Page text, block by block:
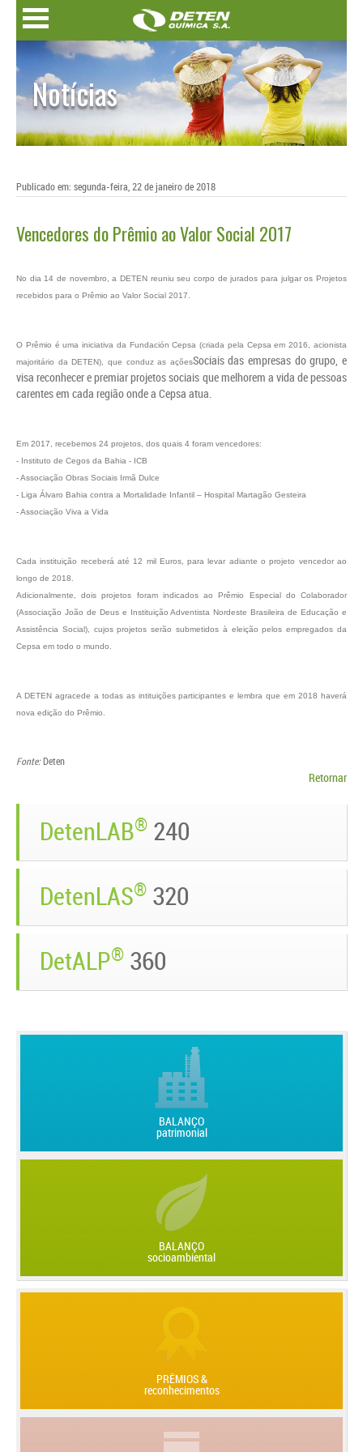
Notícias
Publicado em: segunda-feira, 22 de janeiro de 2018
Vencedores do Prêmio ao Valor Social 2017
No dia 14 de novembro, a DETEN reuniu seu corpo de jurados para julgar os Projetos
recebidos para o Prêmio ao Valor Social 2017.
O Prêmio é uma iniciativa da Fundación Cepsa (criada pela Cepsa em 2016, acionista
majoritário da DETEN), que conduz as açõesSociais das empresas do grupo, e
visa reconhecer e premiar projetos sociais que melhorem a vida de pessoas
carentes em cada região onde a Cepsa atua.
Em 2017, recebemos 24 projetos, dos quais 4 foram vencedores:
- Instituto de Cegos da Bahia - ICB
- Associação Obras Sociais Irmã Dulce
- Liga Álvaro Bahia contra a Mortalidade Infantil – Hospital Martagão Gesteira
- Associação Viva a Vida
Cada instituição receberá até 12 mil Euros, para levar adiante o projeto vencedor ao
longo de 2018.
Adicionalmente, dois projetos foram indicados ao Prêmio Especial do Colaborador
(Associação João de Deus e Instituição Adventista Nordeste Brasileira de Educação e
Assistência Social), cujos projetos serão submetidos à eleição pelos empregados da
Cepsa em todo o mundo.
A DETEN agracede a todas as intituições participantes e lembra que em 2018 haverá
nova edição do Prêmio.
Fonte:Deten
Retornar
DetenLAB® 240
DetenLAS® 320
DetALP® 360
BALANÇO
patrimonial
BALANÇO
socioambiental
PRÊMIOS &
reconhecimentos